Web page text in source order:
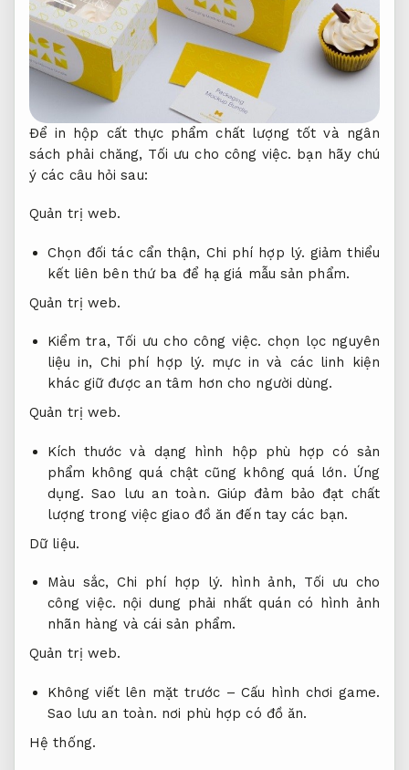
Để in hộp cất thực phẩm chất lượng tốt và ngân
sách phải chăng, Tối ưu cho công việc. bạn hãy chú
ý các câu hỏi sau:
Quản trị web.
Chọn đối tác cẩn thận, Chi phí hợp lý. giảm thiểu
kết liên bên thứ ba để hạ giá mẫu sản phẩm.
Quản trị web.
Kiểm tra, Tối ưu cho công việc. chọn lọc nguyên
liệu in, Chi phí hợp lý. mực in và các linh kiện
khác giữ được an tâm hơn cho người dùng.
Quản trị web.
Kích thước và dạng hình hộp phù hợp có sản
phẩm không quá chật cũng không quá lớn. Ứng
dụng. Sao lưu an toàn. Giúp đảm bảo đạt chất
lượng trong việc giao đồ ăn đến tay các bạn.
Dữ liệu.
Màu sắc, Chi phí hợp lý. hình ảnh, Tối ưu cho
công việc. nội dung phải nhất quán có hình ảnh
nhãn hàng và cái sản phẩm.
Quản trị web.
Không viết lên mặt trước –Cấu hình chơi game.
Sao lưu an toàn. nơi phù hợp có đồ ăn.
Hệ thống.